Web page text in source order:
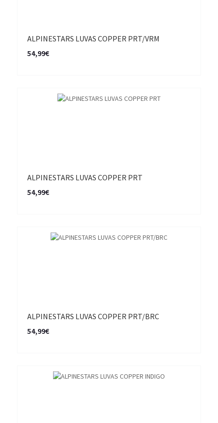
ALPINESTARS LUVAS COPPER PRT/VRM
54,99€
ALPINESTARS LUVAS COPPER PRT
54,99€
ALPINESTARS LUVAS COPPER PRT/BRC
54,99€